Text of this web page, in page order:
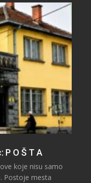
P O Š T A
koje nisu samo
Postoje mesta